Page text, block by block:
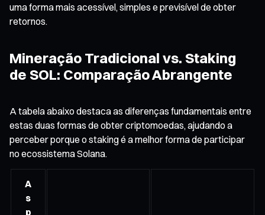
uma forma mais acessível, simples e previsível de obter
retornos.
Mineração Tradicional vs. Staking
de SOL: Comparação Abrangente
A tabela abaixo destaca as diferenças fundamentais entre
estas duas formas de obter criptomoedas, ajudando a
perceber porque o staking é a melhor forma de participar
no ecossistema Solana.
A
s
p